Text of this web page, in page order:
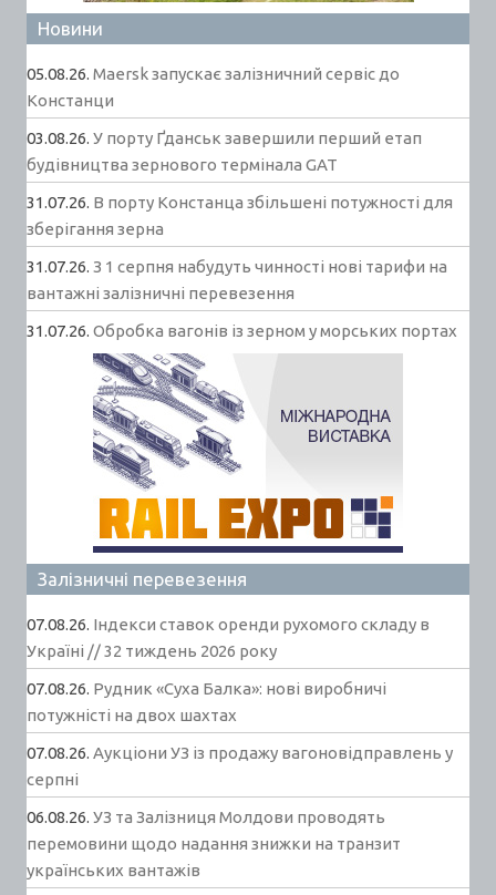
Новини
05.08.26. Maersk запускає залізничний сервіс до
Констанци
03.08.26. У порту Ґданськ завершили перший етап
будівництва зернового термінала GAT
31.07.26. В порту Констанца збільшені потужності для
зберігання зерна
31.07.26. З 1 серпня набудуть чинності нові тарифи на
вантажні залізничні перевезення
31.07.26. Обробка вагонів із зерном у морських портах
Залізничні перевезення
07.08.26. Індекси ставок оренди рухомого складу в
Україні // 32 тиждень 2026 року
07.08.26. Рудник «Суха Балка»: нові виробничі
потужністі на двох шахтах
07.08.26. Аукціони УЗ із продажу вагоновідправлень у
серпні
06.08.26. УЗ та Залізниця Молдови проводять
перемовини щодо надання знижки на транзит
українських вантажів